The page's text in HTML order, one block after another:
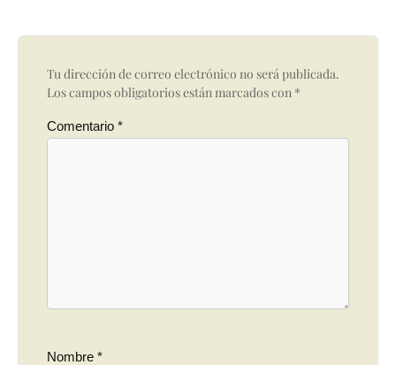
Tu dirección de correo electrónico no será publicada.
Los campos obligatorios están marcados con *
Comentario *
Nombre *